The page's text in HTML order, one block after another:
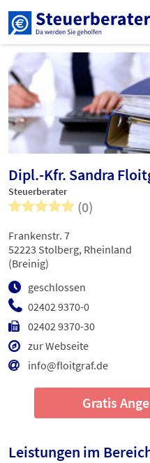
Dipl.-Kfr. Sandra
Steuerberater
(0)
02402 9370-0
02402 9370-30
zur Webseite
info@floitgraf.de
geschlossen
Frankenstr. 7
52223 Stolberg, Rheinland
(Breinig)
Gratis
Leistungen im